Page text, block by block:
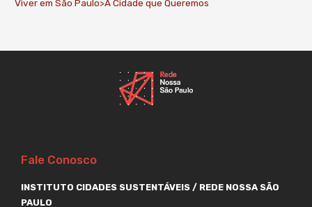
Viver em São Paulo>A Cidade que Queremos
Fale Conosco
INSTITUTO CIDADES SUSTENTÁVEIS / REDE NOSSA SÃO
PAULO